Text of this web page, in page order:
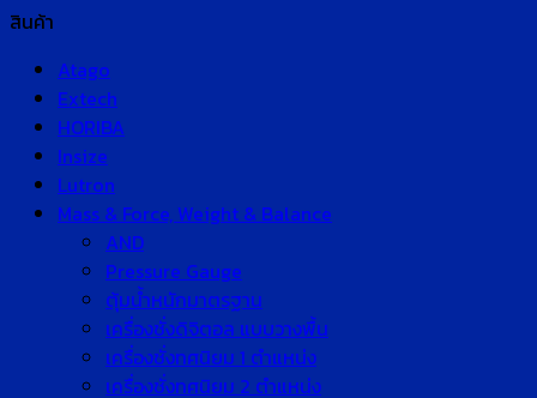
สินค้า
Atago
Extech
HORIBA
Insize
Lutron
Mass & Force, Weight & Balance
AND
Pressure Gauge
ตุ้มน้ำหนักมาตรฐาน
เครื่องชั่งดิจิตอล แบบวางพื้น
เครื่องชั่งทศนิยม 1 ตำแหน่ง
เครื่องชั่งทศนิยม 2 ตำแหน่ง